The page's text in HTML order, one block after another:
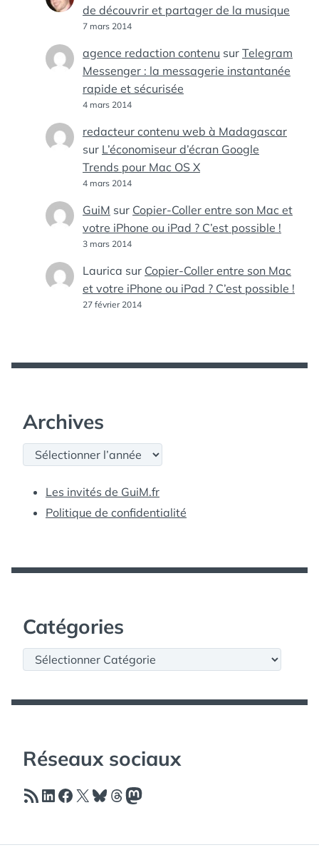
de découvrir et partager de la musique
7 mars 2014
agence redaction contenu sur Telegram
Messenger : la messagerie instantanée
rapide et sécurisée
4 mars 2014
redacteur contenu web à Madagascar
sur L’économiseur d’écran Google
Trends pour Mac OS X
4 mars 2014
GuiM sur Copier-Coller entre son Mac et
votre iPhone ou iPad ? C’est possible !
3 mars 2014
Laurica sur Copier-Coller entre son Mac
et votre iPhone ou iPad ? C’est possible !
27 février 2014
Archives
Archives
Les invités de GuiM.fr
Politique de confidentialité
Catégories
Catégories
Réseaux sociaux
Flux RSSLinkedIn
Facebook
X Bluesky
Threads
Mastodon